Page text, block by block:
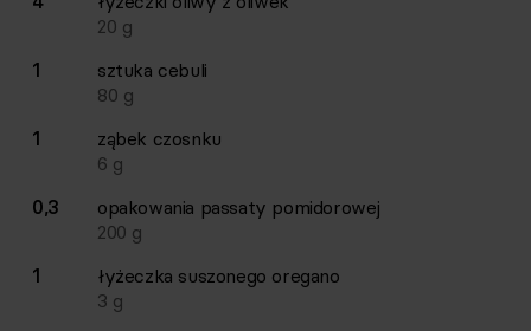
20 g
1
sztuka cebuli
80 g
1
ząbek czosnku
6 g
0,3
opakowania passaty pomidorowej
200 g
1
łyżeczka suszonego oregano
3 g